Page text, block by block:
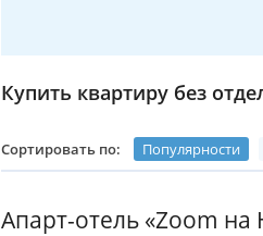
Купить квартиру без
Сортировать по: Популярности
Апарт-отель «Zoom на